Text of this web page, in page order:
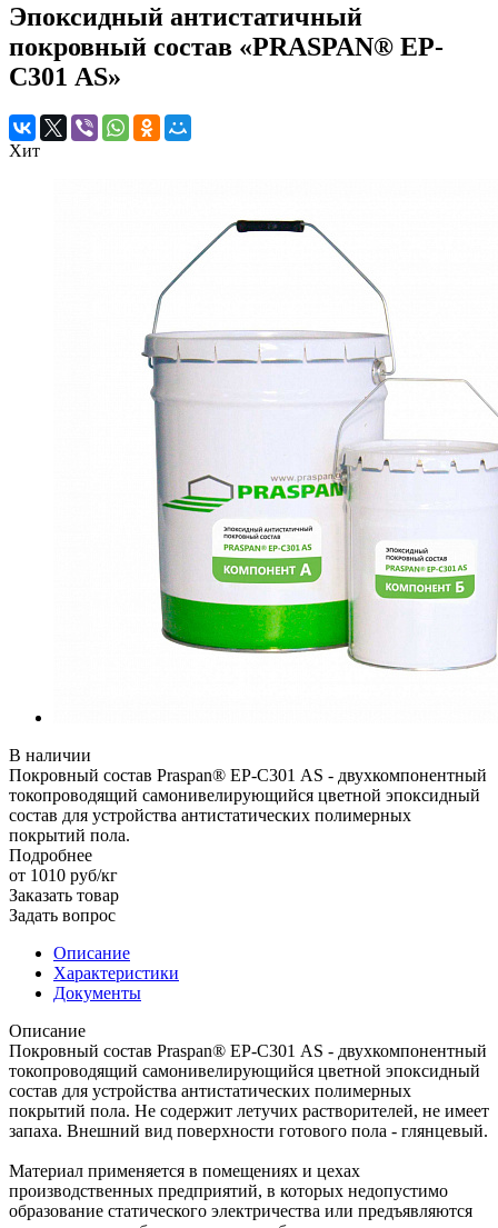
Эпоксидный антистатичный
покровный состав «PRASPAN® EP-
С301 AS»
Хит
В наличии
Покровный состав Praspan® EP-С301 AS - двухкомпонентный
токопроводящий самонивелирующийся цветной эпоксидный
состав для устройства антистатических полимерных
покрытий пола.
Подробнее
от 1010 руб/кг
Заказать товар
Задать вопрос
Описание
Характеристики
Документы
Описание
Покровный состав Praspan® EP-С301 AS - двухкомпонентный
токопроводящий самонивелирующийся цветной эпоксидный
состав для устройства антистатических полимерных
покрытий пола. Не содержит летучих растворителей, не имеет
запаха. Внешний вид поверхности готового пола - глянцевый.
Материал применяется в помещениях и цехах
производственных предприятий, в которых недопустимо
образование статического электричества или предъявляются